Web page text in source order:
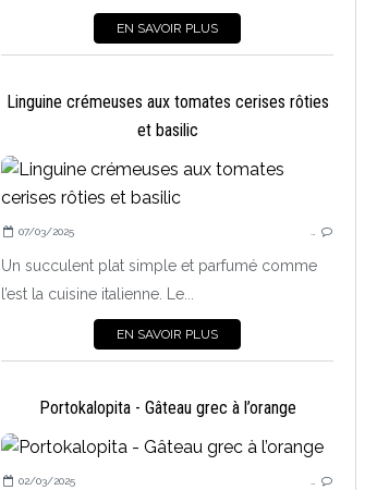
EN SAVOIR PLUS
Linguine crémeuses aux tomates cerises rôties
et basilic
07/03/2025
Un succulent plat simple et parfumé comme
l’est la cuisine italienne. Le...
EN SAVOIR PLUS
SALADES, VERRINES
BISCUITS
Portokalopita - Gâteau grec à l’orange
02/03/2025